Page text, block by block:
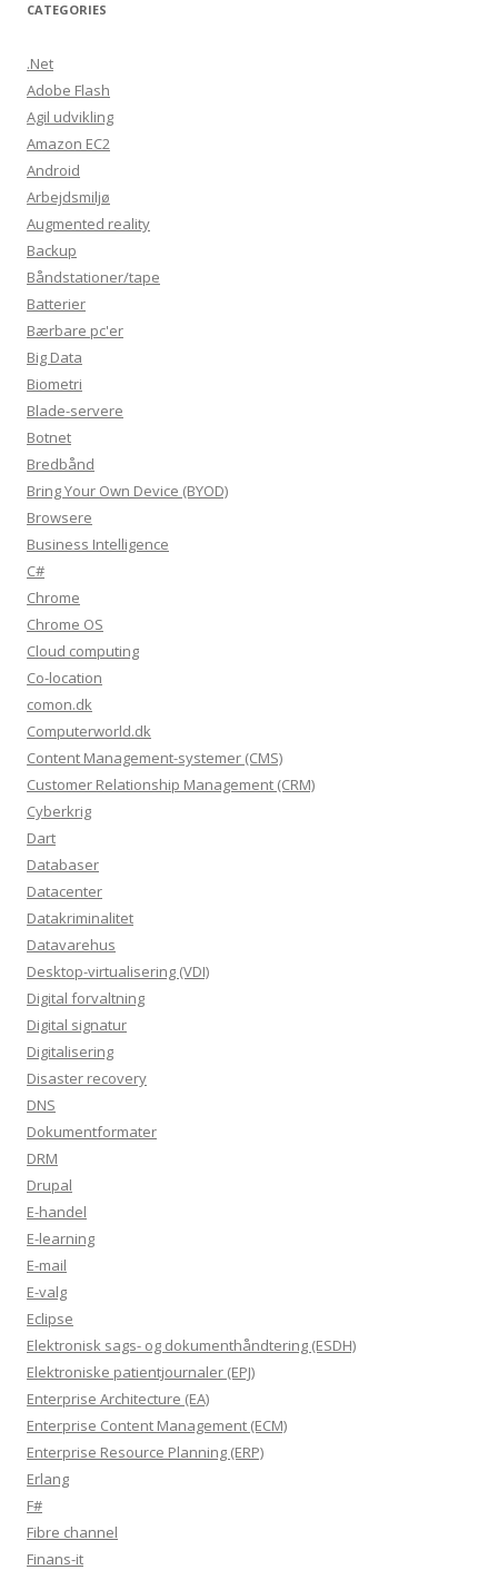
CATEGORIES
.Net
Adobe Flash
Agil udvikling
Amazon EC2
Android
Arbejdsmiljø
Augmented reality
Backup
Båndstationer/tape
Batterier
Bærbare pc'er
Big Data
Biometri
Blade-servere
Botnet
Bredbånd
Bring Your Own Device (BYOD)
Browsere
Business Intelligence
C#
Chrome
Chrome OS
Cloud computing
Co-location
comon.dk
Computerworld.dk
Content Management-systemer (CMS)
Customer Relationship Management (CRM)
Cyberkrig
Dart
Databaser
Datacenter
Datakriminalitet
Datavarehus
Desktop-virtualisering (VDI)
Digital forvaltning
Digital signatur
Digitalisering
Disaster recovery
DNS
Dokumentformater
DRM
Drupal
E-handel
E-learning
E-mail
E-valg
Eclipse
Elektronisk sags- og dokumenthåndtering (ESDH)
Elektroniske patientjournaler (EPJ)
Enterprise Architecture (EA)
Enterprise Content Management (ECM)
Enterprise Resource Planning (ERP)
Erlang
F#
Fibre channel
Finans-it